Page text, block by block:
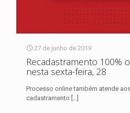
27 de junho de 2019
Recadastramento 100%
nesta sexta-feira, 28
Processo online também atende
cadastramento